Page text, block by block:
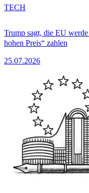
Trump sagt, die EU
hohen Preis“ zahlen
25.07.2026
TECH